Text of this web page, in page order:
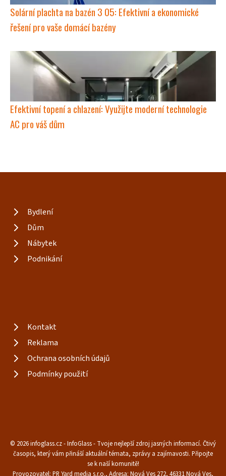
Solární plachta na bazén 3 05: Efektivní a ekonomické
řešení pro vaše domácí bazény
Efektivní topení a chlazení: Využijte moderní technologie
AC pro váš dům
Bydlení
Dům
Nábytek
Podnikání
Kontakt
Reklama
Ochrana osobních údajů
Podmínky použití
© 2026 infoglass.cz - InfoGlass - Tvoje nejlepší zdroj jasných informací. Čtivý
časopis, který vám přináší aktuální témata, zprávy a zajímavosti. Připojte
se k naší komunitě!
Provozovatel: PR Yard media s.r.o., Adresa: Nová Ves 272, 46331 Nová Ves,